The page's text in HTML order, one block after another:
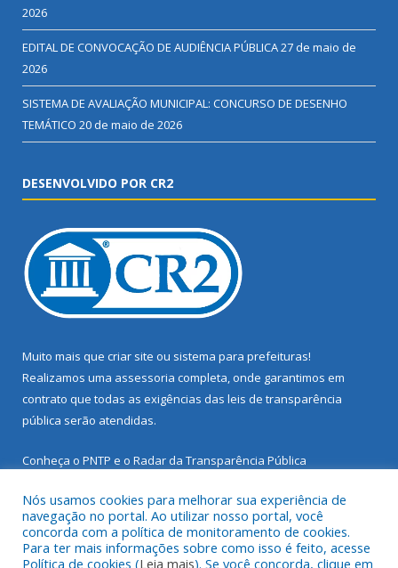
2026
EDITAL DE CONVOCAÇÃO DE AUDIÊNCIA PÚBLICA27 de maio de
2026
SISTEMA DE AVALIAÇÃO MUNICIPAL: CONCURSO DE DESENHO
TEMÁTICO 20 de maio de 2026
DESENVOLVIDO POR CR2
Muito mais que criar site ou sistema para prefeituras!
Realizamos uma assessoria completa, onde garantimos em
contrato que todas as exigências das leis de transparência
pública serão atendidas.
Conheça o PNTP e o Radar da Transparência Pública
Todos os direitos reservados a Prefeitura Municipal de Santarém
Nós usamos cookies para melhorar sua experiência de
navegação no portal. Ao utilizar nosso portal, você
concorda com a política de monitoramento de cookies.
Para ter mais informações sobre como isso é feito, acesse
Política de cookies (Leia mais). Se você concorda, clique em